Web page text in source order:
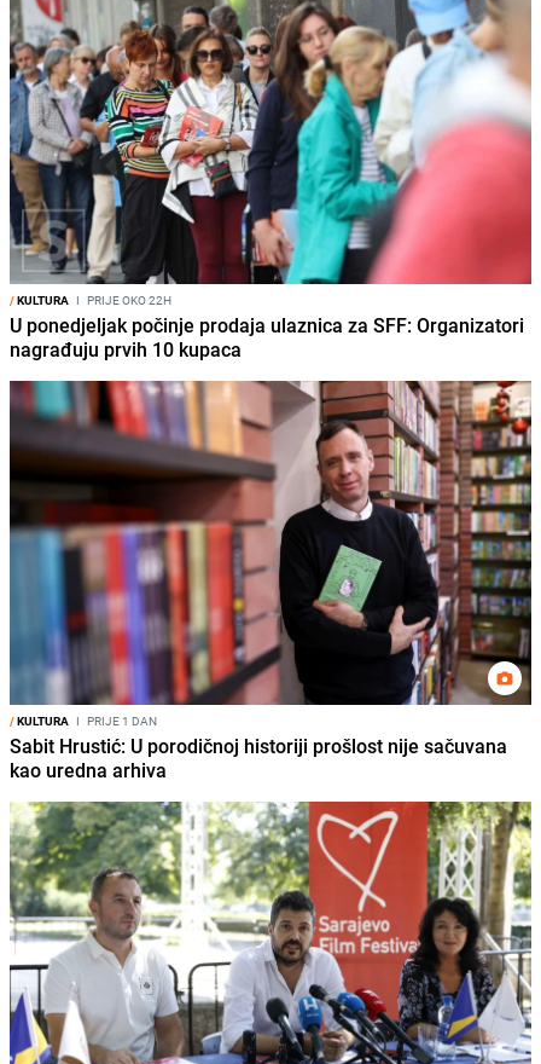
/KULTURA I PRIJE OKO 22H
U ponedjeljak počinje prodaja ulaznica za SFF: Organizatori
nagrađuju prvih 10 kupaca
/KULTURA I PRIJE 1 DAN
Sabit Hrustić: U porodičnoj historiji prošlost nije sačuvana
kao uredna arhiva